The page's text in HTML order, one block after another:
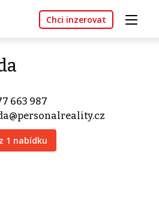
Chci inzerovat
663 987
1 nabídku